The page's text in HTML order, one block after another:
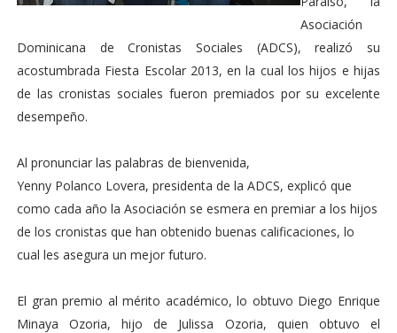
Asociación
Dominicana de Cronistas Sociales (ADCS), realizó su
acostumbrada Fiesta Escolar 2013, en la cual los hijos e hijas
de las cronistas sociales fueron premiados por su excelente
desempeño.
Al pronunciar las palabras de bienvenida,
Yenny Polanco Lovera, presidenta de la ADCS, explicó que
como cada año la Asociación se esmera en premiar a los hijos
de los cronistas que han obtenido buenas calificaciones, lo
cual les asegura un mejor futuro.
El gran premio al mérito académico, lo obtuvo Diego Enrique
Minaya Ozoria, hijo de Julissa Ozoria, quien obtuvo el